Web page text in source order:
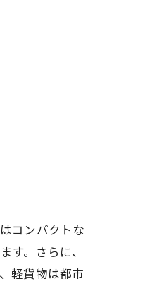
コンパクトな
。さらに、
軽貨物は都市